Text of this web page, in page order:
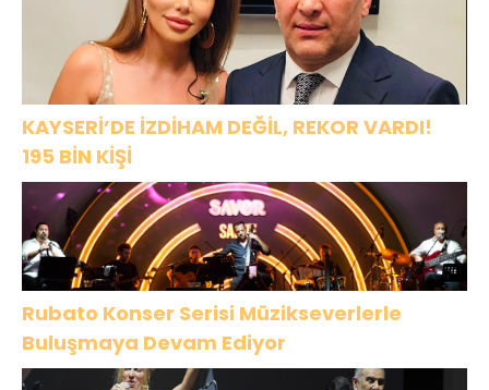
KAYSERİ’DE İZDİHAM DEĞİL, REKOR VARDI!
195 BİN KİŞİ
Rubato Konser Serisi Müzikseverlerle
Buluşmaya Devam Ediyor